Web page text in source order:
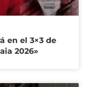
en el 3×3 de
2026»